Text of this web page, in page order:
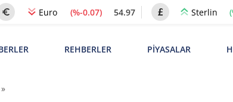
Euro (%-0.07) 54.97 Sterlin
REHBERLER PİYASALAR
»